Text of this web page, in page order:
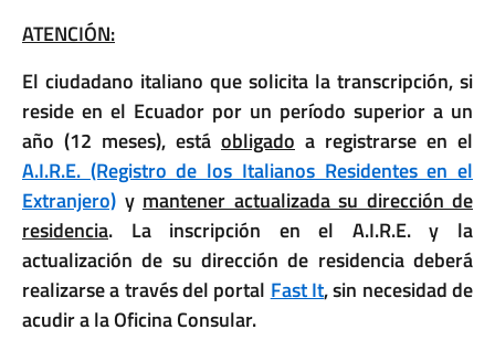
ATENCIÓN:
El ciudadano italiano que solicita la transcripción, si
reside en el Ecuador por un período superior a un
año (12 meses), está obligado a registrarse en el
A.I.R.E. (Registro de los Italianos Residentes en el
Extranjero) y mantener actualizada su dirección de
residencia. La inscripción en el A.I.R.E. y la
actualización de su dirección de residencia deberá
realizarse a través del portal Fast It, sin necesidad de
acudir a la Oficina Consular.